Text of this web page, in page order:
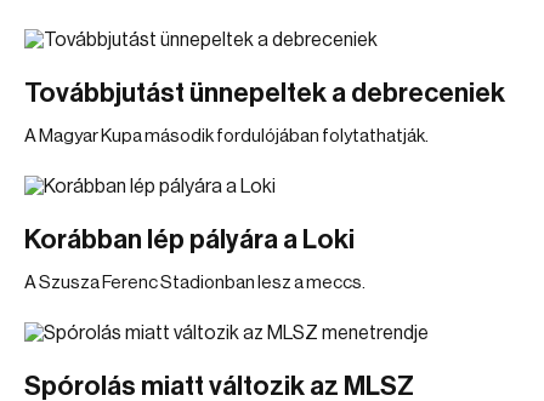
Továbbjutást ünnepeltek a debreceniek
A Magyar Kupa második fordulójában folytathatják.
Korábban lép pályára a Loki
A Szusza Ferenc Stadionban lesz a meccs.
Spórolás miatt változik az MLSZ